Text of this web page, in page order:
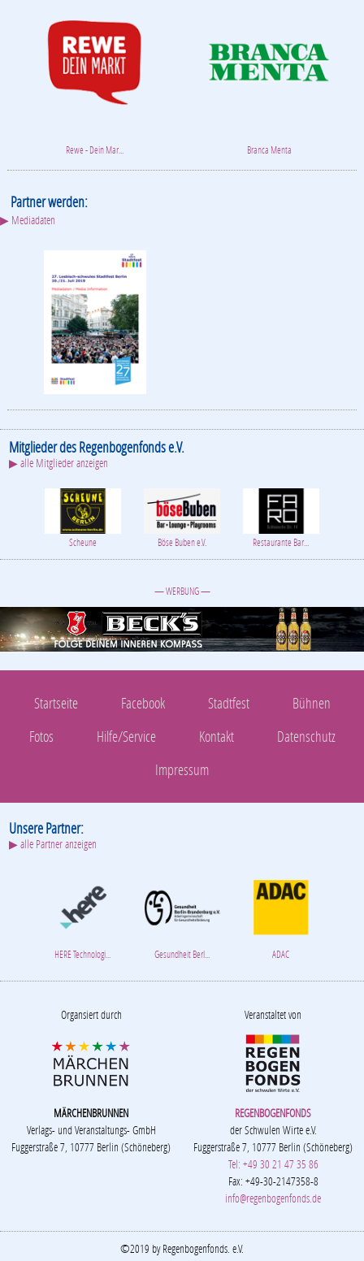
Rewe - Dein Mar... Branca Menta
Partner werden:
▶ Mediadaten
Mitglieder des Regenbogenfonds e.V.
▶ alle Mitglieder anzeigen
Scheune Böse Buben e.V. Restaurante Bar...
— WERBUNG —
Startseite Facebook Stadtfest
Bühnen
Fotos
Hilfe/Service Kontakt
Datenschutz
Impressum
Unsere Partner:
▶ alle Partner anzeigen
HERE Technologi... Gesundheit Berl... ADAC
Organsiert durch
MÄRCHENBRUNNEN
Verlags- und Veranstaltungs- GmbH
Fuggerstraße 7, 10777 Berlin (Schöneberg)
Veranstaltet von
REGENBOGENFONDS
der Schwulen Wirte e.V.
Fuggerstraße 7, 10777 Berlin (Schöneberg)
Tel: +49 30 21 47 35 86
Fax: +49-30-2147358-8
info@regenbogenfonds.de
©2019 by Regenbogenfonds. e.V.